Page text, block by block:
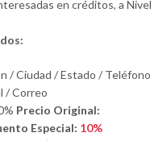
en créditos, a Nivel
/ Ciudad / Estado / Teléfono
/ Correo
Precio Original:
Especial: 10%